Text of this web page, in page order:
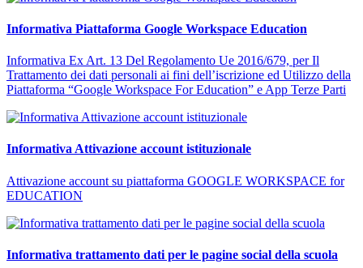
Informativa Piattaforma Google Workspace Education
Informativa Ex Art. 13 Del Regolamento Ue 2016/679, per Il
Trattamento dei dati personali ai fini dell’iscrizione ed Utilizzo della
Piattaforma “Google Workspace For Education” e App Terze Parti
Informativa Attivazione account istituzionale
Attivazione account su piattaforma GOOGLE WORKSPACE for
EDUCATION
Informativa trattamento dati per le pagine social della scuola